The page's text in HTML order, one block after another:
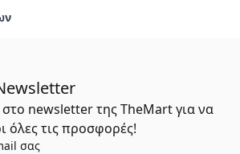
newsletter της TheMart για να
όλες τις προσφορές!
σας